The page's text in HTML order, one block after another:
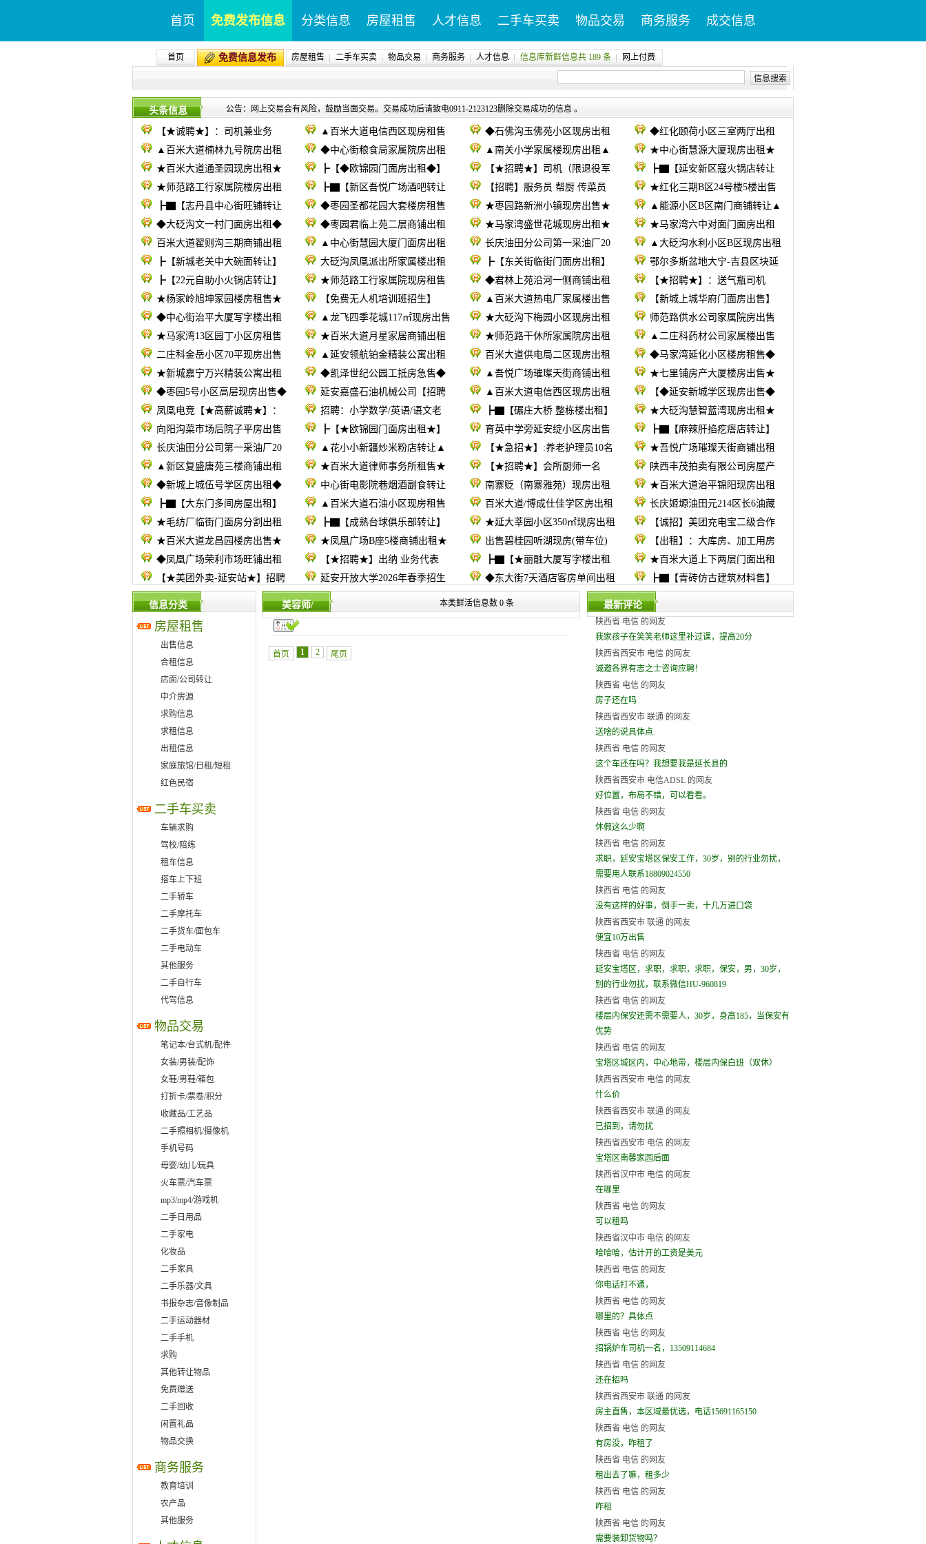
首页 免费发布信息 分类信息 房屋租售 人才信息 二手车买卖 物品交易 商务服务 成交信息
首页 免费信息发布 房屋租售 二手车买卖 物品交易 商务服务 人才信息 信息库新鲜信息共 189 条 网上付费
信息搜索
头条信息 公告：网上交易会有风险，鼓励当面交易。交易成功后请致电0911-2123123删除交易成功的信息 。
【★诚聘★】：司机兼业务 ▲百米大道电信西区现房租售 ◆石佛沟玉佛苑小区现房出租
◆红化颐荷小区三室两厅出租
▲百米大道楠林九号院房出租
◆中心街粮食局家属院房出租 ▲南关小学家属楼现房出租▲
★中心街慧源大厦现房出租★
★百米大道通圣园现房出租★
┣【◆欧锦园门面房出租◆】 【★招聘★】司机（限退役军
┣▇【延安新区寇火锅店转让
★师范路工行家属院楼房出租
┣▇【新区吾悦广场酒吧转让 【招聘】服务员 帮厨 传菜员
★红化三期B区24号楼5楼出售
┣▇【志丹县中心街旺铺转让
◆枣园圣都花园大套楼房租售 ★枣园路新洲小镇现房出售★
▲能源小区B区南门商铺转让▲
◆大砭沟文一村门面房出租◆
◆枣园君临上苑二层商铺出租 ★马家湾盛世花城现房出租★
★马家湾六中对面门面房出租
百米大道翟则沟三期商铺出租
▲中心街慧园大厦门面房出租 长庆油田分公司第一采油厂20
▲大砭沟水利小区B区现房出租
┣【新城老关中大碗面转让】
大砭沟凤凰派出所家属楼出租 ┣【东关街临街门面房出租】
鄂尔多斯盆地大宁-吉县区块延
┣【22元自助小火锅店转让】
★师范路工行家属院现房租售 ◆君林上苑沿河一侧商铺出租
【★招聘★】：送气瓶司机
★杨家岭旭坤家园楼房租售★
【免费无人机培训班招生】 ▲百米大道热电厂家属楼出售
【新城上城华府门面房出售】
◆中心街治平大厦写字楼出租
▲龙飞四季花城117㎡现房出售 ★大砭沟下梅园小区现房出租
师范路供水公司家属院房出售
★马家湾13区园丁小区房租售
★百米大道月星家居商铺出租 ★师范路干休所家属院房出租
▲二庄科药材公司家属楼出售
二庄科金岳小区70平现房出售
▲延安领航铂金精装公寓出租 百米大道供电局二区现房出租
◆马家湾延化小区楼房租售◆
★新城嘉宁万兴精装公寓出租
◆凯泽世纪公园工抵房急售◆ ▲吾悦广场璀璨天街商铺出租
★七里铺房产大厦楼房出售★
◆枣园5号小区高层现房出售◆
延安嘉盛石油机械公司【招聘 ▲百米大道电信西区现房出租
【◆延安新城学区现房出售◆
凤凰电竞【★高薪诚聘★】：
招聘：小学数学/英语/语文老 ┣▇【碾庄大桥 整栋楼出租】
★大砭沟慧智蓝湾现房出租★
向阳沟菜市场后院子平房出售
┣【★欧锦园门面房出租★】 育英中学旁延安绽小区房出售
┣▇【麻辣肝掐疙瘩店转让】
长庆油田分公司第一采油厂20
▲花小小新疆炒米粉店转让▲ 【★急招★】:养老护理员10名
★吾悦广场璀璨天街商铺出租
▲新区复盛唐苑三楼商铺出租
★百米大道律师事务所租售★ 【★招聘★】会所厨师一名
陕西丰茂拍卖有限公司房屋产
◆新城上城伍号学区房出租◆
中心街电影院巷烟酒副食转让 南寨贬（南寨雅苑）现房出租
★百米大道治平锦阳现房出租
┣▇【大东门多间房屋出租】
▲百米大道石油小区现房租售 百米大道/博成仕佳学区房出租
长庆姬塬油田元214区长6油藏
★毛纺厂临街门面房分割出租
┣▇【成熟台球俱乐部转让】 ★延大莘园小区350㎡现房出租
【诚招】美团充电宝二级合作
★百米大道龙昌园楼房出售★
★凤凰广场B座5楼商铺出租★ 出售碧桂园听湖现房(带车位)
【出租】：大库房、加工用房
◆凤凰广场荣利市场旺铺出租
【★招聘★】出纳 业务代表 ┣▇【★丽融大厦写字楼出租
★百米大道上下两层门面出租
【★美团外卖-延安站★】招聘
延安开放大学2026年春季招生 ◆东大街7天酒店客房单间出租 ┣▇【青砖仿古建筑材料售】
信息分类
房屋租售
出售信息
合租信息
店面/公司转让
中介房源
求购信息
求租信息
出租信息
家庭旅馆/日租/短租
红色民宿
二手车买卖
车辆求购
驾校/陪练
租车信息
搭车上下班
二手轿车
二手摩托车
二手货车/面包车
二手电动车
其他服务
二手自行车
代驾信息
物品交易
笔记本/台式机/配件
女装/男装/配饰
女鞋/男鞋/箱包
打折卡/票卷/积分
收藏品/工艺品
二手照相机/摄像机
手机号码
母婴/幼儿/玩具
火车票/汽车票
mp3/mp4/游戏机
二手日用品
二手家电
化妆品
二手家具
二手乐器/文具
书报杂志/音像制品
二手运动器材
二手手机
求购
其他转让物品
免费赠送
二手回收
闲置礼品
物品交换
商务服务
教育培训
农产品
其他服务
美容师/ 本类鲜活信息数 0 条
首页 1 2 尾页
最新评论
陕西省 电信 的网友
我家孩子在笑笑老师这里补过课，提高20分
陕西省西安市 电信 的网友
诚邀各界有志之士咨询应聘！
陕西省 电信 的网友
房子还在吗
陕西省西安市 联通 的网友
送啥的说具体点
陕西省 电信 的网友
这个车还在吗？我想要我是延长县的
陕西省西安市 电信ADSL 的网友
好位置，布局不错，可以看看。
陕西省 电信 的网友
休假这么少啊
陕西省 电信 的网友
求职，延安宝塔区保安工作，30岁，别的行业勿扰，
需要用人联系18809024550
陕西省 电信 的网友
没有这样的好事，倒手一卖，十几万进口袋
陕西省西安市 联通 的网友
便宜10万出售
陕西省 电信 的网友
延安宝塔区，求职，求职，求职，保安，男，30岁，
别的行业勿扰，联系微信HU-960819
陕西省 电信 的网友
楼层内保安还需不需要人，30岁，身高185，当保安有
优势
陕西省 电信 的网友
宝塔区城区内，中心地带，楼层内保白班（双休）
陕西省西安市 电信 的网友
什么价
陕西省西安市 联通 的网友
已招到，请勿扰
陕西省西安市 电信 的网友
宝塔区南馨家园后面
陕西省汉中市 电信 的网友
在哪里
陕西省 电信 的网友
可以租吗
陕西省汉中市 电信 的网友
哈哈哈，估计开的工资是美元
陕西省 电信 的网友
你电话打不通，
陕西省 电信 的网友
哪里的？具体点
陕西省 电信 的网友
招锅炉车司机一名，13509114684
陕西省 电信 的网友
还在招吗
陕西省西安市 联通 的网友
房主直售，本区域最优选，电话15691165150
陕西省 电信 的网友
有房没，咋租了
陕西省 电信 的网友
租出去了嘛，租多少
陕西省 电信 的网友
咋租
陕西省 电信 的网友
需要装卸货物吗？